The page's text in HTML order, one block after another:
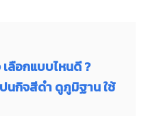
ลือกแบบไหนดี ?
นกิจสีดำ ดูภูมิฐาน ใช้